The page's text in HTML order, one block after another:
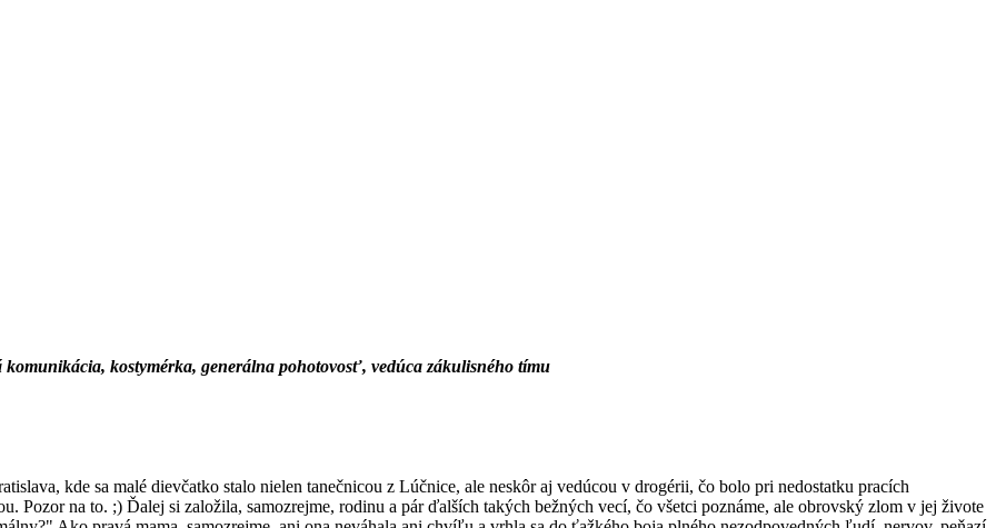
kostymérka, generálna pohotovosť, vedúca zákulisného tímu
kde sa malé dievčatko stalo nielen tanečnicou z Lúčnice, ale neskôr aj vedúcou v drogérii, čo bolo pri nedostatku pracích
Pozor na to. ;) Ďalej si založila, samozrejme, rodinu a pár ďalších takých bežných vecí, čo všetci poznáme, ale obrovský zlom v jej živote